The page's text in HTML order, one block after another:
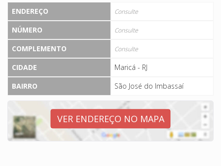
ENDEREÇO Consulte
NÚMERO Consulte
COMPLEMENTO Consulte
CIDADE
Maricá - RJ
BAIRRO
São José do Imbassaí
VER ENDEREÇO NO MAPA